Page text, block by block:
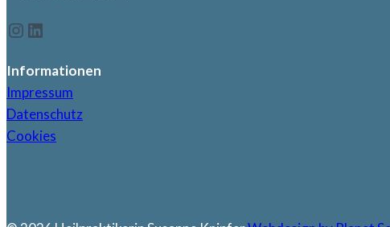
Instagram
LinkedIn
Informationen
Impressum
Datenschutz
Cookies